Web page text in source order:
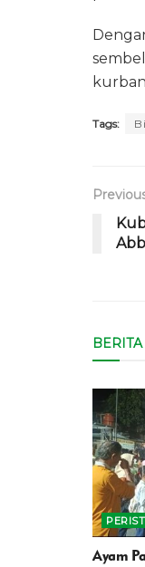
Tags:
Ayam